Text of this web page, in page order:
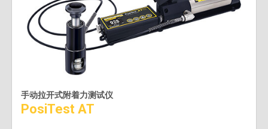
手动拉开式附着力测试仪
PosiTest AT